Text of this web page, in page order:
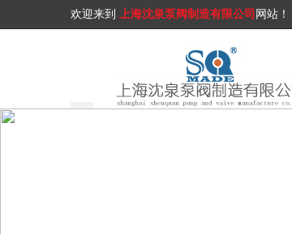
欢迎来到 上海沈泉泵阀制造有限公司 网站！